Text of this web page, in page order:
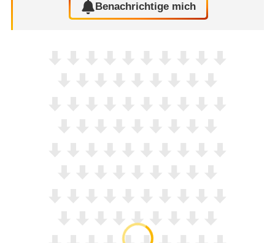
Benachrichtige mich